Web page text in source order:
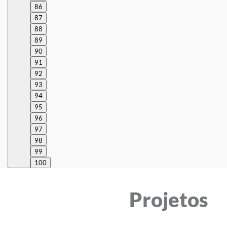
86
87
88
89
90
91
92
93
94
95
96
97
98
99
100
Projetos